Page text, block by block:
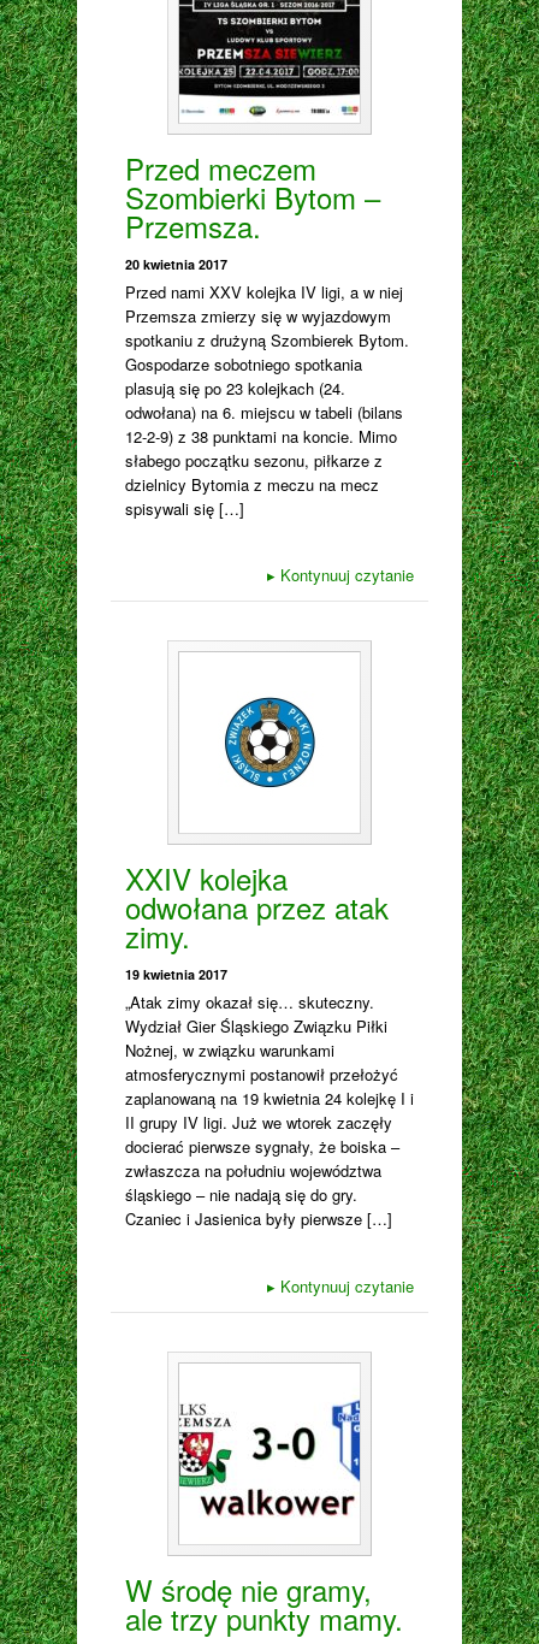
Przed meczem
Szombierki Bytom –
Przemsza.
20 kwietnia 2017
Przed nami XXV kolejka IV ligi, a w niej
Przemsza zmierzy się w wyjazdowym
spotkaniu z drużyną Szombierek Bytom.
Gospodarze sobotniego spotkania
plasują się po 23 kolejkach (24.
odwołana) na 6. miejscu w tabeli (bilans
12-2-9) z 38 punktami na koncie. Mimo
słabego początku sezonu, piłkarze z
dzielnicy Bytomia z meczu na mecz
spisywali się […]
▸ Kontynuuj czytanie
XXIV kolejka
odwołana przez atak
zimy.
19 kwietnia 2017
„Atak zimy okazał się… skuteczny.
Wydział Gier Śląskiego Związku Piłki
Nożnej, w związku warunkami
atmosferycznymi postanowił przełożyć
zaplanowaną na 19 kwietnia 24 kolejkę I i
II grupy IV ligi. Już we wtorek zaczęły
docierać pierwsze sygnały, że boiska –
zwłaszcza na południu województwa
śląskiego – nie nadają się do gry.
Czaniec i Jasienica były pierwsze […]
▸ Kontynuuj czytanie
W środę nie gramy,
ale trzy punkty mamy.